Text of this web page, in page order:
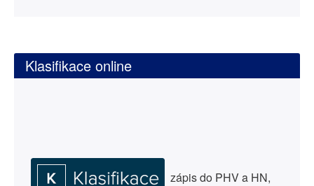
Klasifikace online
zápis do PHV a HN,